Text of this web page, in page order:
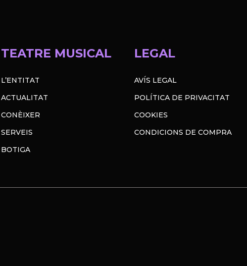
TEATRE MUSICAL
L’ENTITAT
ACTUALITAT
CONÈIXER
SERVEIS
BOTIGA
LEGAL
AVÍS LEGAL
POLÍTICA DE PRIVACITAT
COOKIES
CONDICIONS DE COMPRA